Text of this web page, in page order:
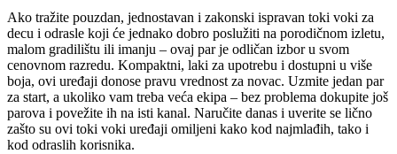
Ako tražite pouzdan, jednostavan i zakonski ispravan toki voki za
decu i odrasle koji će jednako dobro poslužiti na porodičnom izletu,
malom gradilištu ili imanju – ovaj par je odličan izbor u svom
cenovnom razredu. Kompaktni, laki za upotrebu i dostupni u više
boja, ovi uređaji donose pravu vrednost za novac. Uzmite jedan par
za start, a ukoliko vam treba veća ekipa – bez problema dokupite još
parova i povežite ih na isti kanal. Naručite danas i uverite se lično
zašto su ovi toki voki uređaji omiljeni kako kod najmlađih, tako i
kod odraslih korisnika.